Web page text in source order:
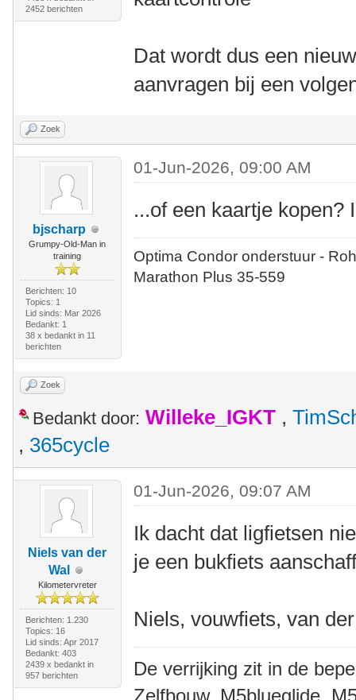
2452 berichten
Dat wordt dus een
aanvragen bij een
Zoek
bjscharp
Grumpy-Old-Man in
training
Berichten: 10
Topics: 1
Lid sinds: Mar 2026
Bedankt: 1
38 x bedankt in 11
berichten
01-Jun-2026, 09:00 AM
...of een kaartje kopen?
Optima Condor onderstuur -
Marathon Plus 35-559
Zoek
Bedankt door: Willeke_IGKT ,
, 365cycle
Niels van der
Wal
Kilometervreter
Berichten: 1.230
Topics: 16
Lid sinds: Apr 2017
Bedankt: 403
2439 x bedankt in
957 berichten
01-Jun-2026, 09:07 AM
Ik dacht dat ligfietsen
je een bukfiets
Niels, vouwfiets, van
De verrijking zit in de
Zelfbouw, M5blueglide,